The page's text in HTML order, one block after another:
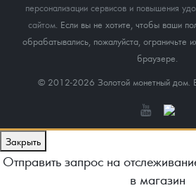
персонализации сервисов и повышения
сайтом . Если вы не хотите, чтобы ваши
обрабатывались, пожалуйста, ограничьте
браузере.
© 2012-2026 Золотой монетный дом.
Закрыть
Отправить запрос на
в магазин